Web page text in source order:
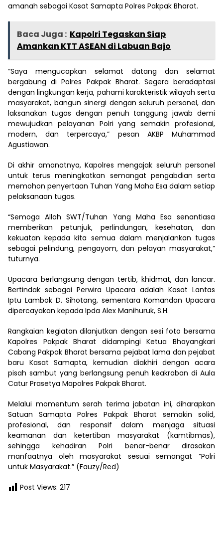
amanah sebagai Kasat Samapta Polres Pakpak Bharat.
Baca Juga : Kapolri Tegaskan Siap
Amankan KTT ASEAN di Labuan Bajo
“Saya mengucapkan selamat datang dan selamat
bergabung di Polres Pakpak Bharat. Segera beradaptasi
dengan lingkungan kerja, pahami karakteristik wilayah serta
masyarakat, bangun sinergi dengan seluruh personel, dan
laksanakan tugas dengan penuh tanggung jawab demi
mewujudkan pelayanan Polri yang semakin profesional,
modern, dan terpercaya,” pesan AKBP Muhammad
Agustiawan.
Di akhir amanatnya, Kapolres mengajak seluruh personel
untuk terus meningkatkan semangat pengabdian serta
memohon penyertaan Tuhan Yang Maha Esa dalam setiap
pelaksanaan tugas.
“Semoga Allah SWT/Tuhan Yang Maha Esa senantiasa
memberikan petunjuk, perlindungan, kesehatan, dan
kekuatan kepada kita semua dalam menjalankan tugas
sebagai pelindung, pengayom, dan pelayan masyarakat,”
tuturnya.
Upacara berlangsung dengan tertib, khidmat, dan lancar.
Bertindak sebagai Perwira Upacara adalah Kasat Lantas
Iptu Lambok D. Sihotang, sementara Komandan Upacara
dipercayakan kepada Ipda Alex Manihuruk, S.H.
Rangkaian kegiatan dilanjutkan dengan sesi foto bersama
Kapolres Pakpak Bharat didampingi Ketua Bhayangkari
Cabang Pakpak Bharat bersama pejabat lama dan pejabat
baru Kasat Samapta, kemudian diakhiri dengan acara
pisah sambut yang berlangsung penuh keakraban di Aula
Catur Prasetya Mapolres Pakpak Bharat.
Melalui momentum serah terima jabatan ini, diharapkan
Satuan Samapta Polres Pakpak Bharat semakin solid,
profesional, dan responsif dalam menjaga situasi
keamanan dan ketertiban masyarakat (kamtibmas),
sehingga kehadiran Polri benar-benar dirasakan
manfaatnya oleh masyarakat sesuai semangat “Polri
untuk Masyarakat.” (Fauzy/Red)
Post Views: 217